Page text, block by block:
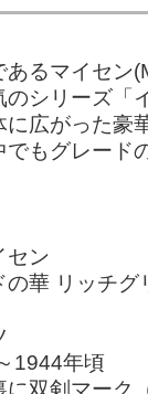
あるマイセン
シリーズ「
広がった豪
でもグレード
セン
華 リッチグ
1944年頃
双剣マーク